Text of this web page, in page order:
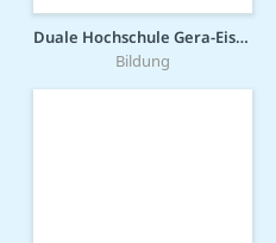
Duale Hochschule Gera-Eisenach
Bildung